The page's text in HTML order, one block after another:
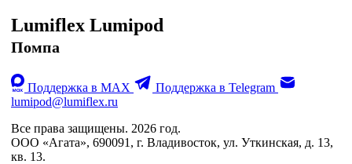
Lumiflex Lumipod
Помпа
Поддержка в MAX
Поддержка в Telegram
lumipod@lumiflex.ru
Все права защищены. 2026 год.
ООО «Агата», 690091, г. Владивосток, ул. Уткинская, д. 13,
кв. 13.